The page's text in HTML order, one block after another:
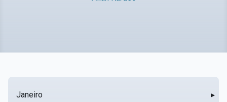
Janeiro ▸